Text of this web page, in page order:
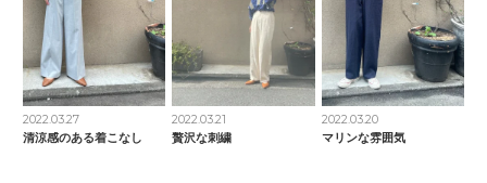
2022.03.27
清涼感のある着こなし
2022.03.21
贅沢な刺繍
2022.03.20
マリンな雰囲気